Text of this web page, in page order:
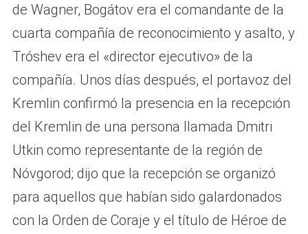
de Wagner, Bogátov era el comandante de la
cuarta compañía de reconocimiento y asalto, y
Tróshev era el «director ejecutivo» de la
compañía. Unos días después, el portavoz del
Kremlin confirmó la presencia en la recepción
del Kremlin de una persona llamada Dmitri
Utkin como representante de la región de
Nóvgorod; dijo que la recepción se organizó
para aquellos que habían sido galardonados
con la Orden de Coraje y el título de Héroe de